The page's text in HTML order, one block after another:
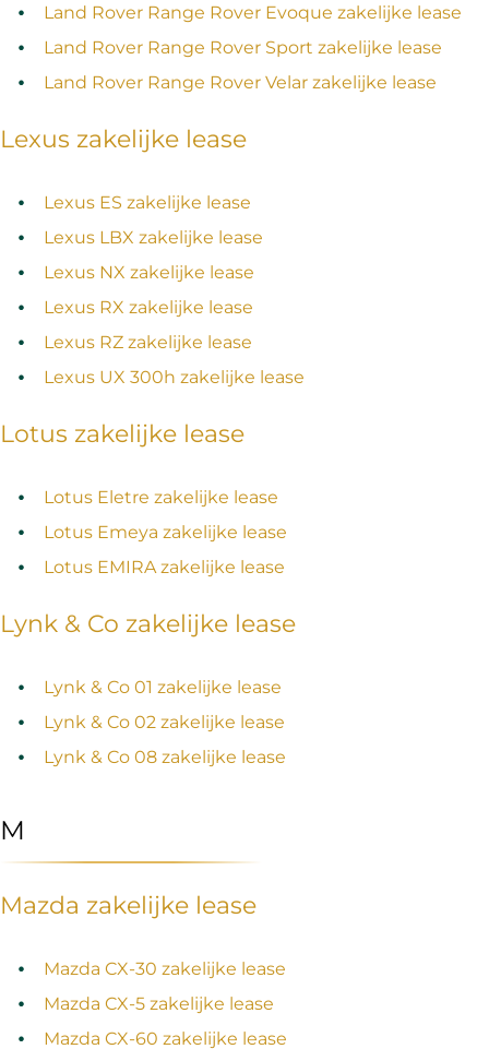
Land Rover Range Rover Evoque zakelijke lease
Land Rover Range Rover Sport zakelijke lease
Land Rover Range Rover Velar zakelijke lease
Lexus zakelijke lease
Lexus ES zakelijke lease
Lexus LBX zakelijke lease
Lexus NX zakelijke lease
Lexus RX zakelijke lease
Lexus RZ zakelijke lease
Lexus UX 300h zakelijke lease
Lotus zakelijke lease
Lotus Eletre zakelijke lease
Lotus Emeya zakelijke lease
Lotus EMIRA zakelijke lease
Lynk & Co zakelijke lease
Lynk & Co 01 zakelijke lease
Lynk & Co 02 zakelijke lease
Lynk & Co 08 zakelijke lease
M
Mazda zakelijke lease
Mazda CX-30 zakelijke lease
Mazda CX-5 zakelijke lease
Mazda CX-60 zakelijke lease